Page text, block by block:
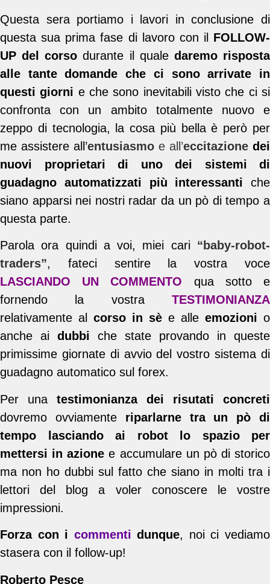
Questa sera portiamo i lavori in conclusione di
questa sua prima fase di lavoro con il FOLLOW-
UP del corso durante il quale daremo risposta
alle tante domande che ci sono arrivate in
questi giorni e che sono inevitabili visto che ci si
confronta con un ambito totalmente nuovo e
zeppo di tecnologia, la cosa più bella è però per
me assistere all’entusiasmo e all’eccitazione dei
nuovi proprietari di uno dei sistemi di
guadagno automatizzati più interessanti che
siano apparsi nei nostri radar da un pò di tempo a
questa parte.
Parola ora quindi a voi, miei cari “baby-robot-
traders”, fateci sentire la vostra voce
LASCIANDO UN COMMENTO qua sotto e
fornendo la vostra TESTIMONIANZA
relativamente al corso in sè e alle emozioni o
anche ai dubbi che state provando in queste
primissime giornate di avvio del vostro sistema di
guadagno automatico sul forex.
Per una testimonianza dei risutati concreti
dovremo ovviamente riparlarne tra un pò di
tempo lasciando ai robot lo spazio per
mettersi in azione e accumulare un pò di storico
ma non ho dubbi sul fatto che siano in molti tra i
lettori del blog a voler conoscere le vostre
impressioni.
Forza con i commenti dunque, noi ci vediamo
stasera con il follow-up!
Roberto Pesce